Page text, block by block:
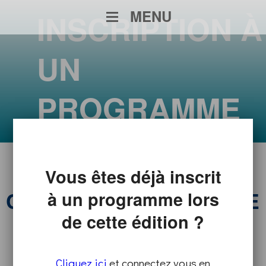
MENU
INSCRIPTION À
UN
PROGRAMME
RENCONTRE JUDITH
CLIQUENNOIS, CHARGÉE
D’INNOVATION ET DE
TRANSFORMATION RH
Vous êtes déjà inscrit
à un programme lors
de cette édition ?
Cliquez ici et connectez vous en